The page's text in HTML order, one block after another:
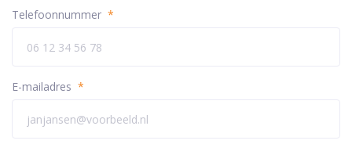
Telefoonnummer *
E-mailadres *